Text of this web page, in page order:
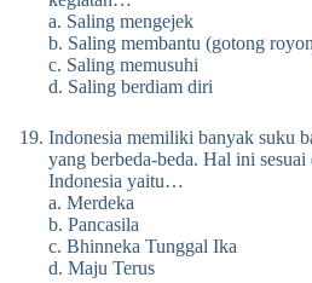
a. Saling mengejek
b. Saling membantu (gotong
c. Saling memusuhi
d. Saling berdiam diri
Indonesia memiliki banyak suku
yang berbeda-beda. Hal ini sesuai
Indonesia yaitu…
a. Merdeka
b. Pancasila
c. Bhinneka Tunggal Ika
d. Maju Terus